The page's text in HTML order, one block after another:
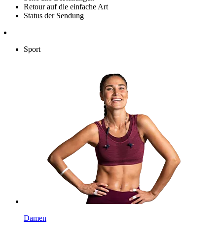
Retour auf die einfache Art
Status der Sendung
Sport
Damen